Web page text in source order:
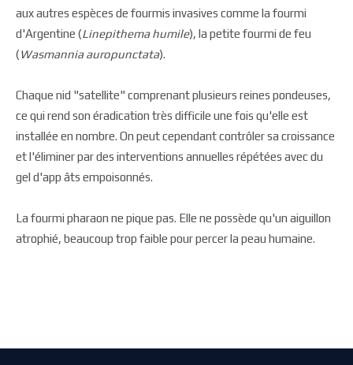
aux autres espèces de fourmis invasives comme la fourmi
d'Argentine (Linepithema humile), la petite fourmi de feu
(Wasmannia auropunctata).
Chaque nid "satellite" comprenant plusieurs reines pondeuses,
ce qui rend son éradication très difficile une fois qu'elle est
installée en nombre. On peut cependant contrôler sa croissance
et l'éliminer par des interventions annuelles répétées avec du
gel d'app âts empoisonnés.
La fourmi pharaon ne pique pas. Elle ne possède qu'un aiguillon
atrophié, beaucoup trop faible pour percer la peau humaine.